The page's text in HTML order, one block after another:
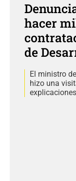
hacer
de
El ministro
hizo una